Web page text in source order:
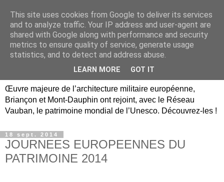
Briançon, Mont-Dauphin,
Vauban Unesco Hautes-
Œuvre majeure de l’architecture militaire européenne,
Briançon et Mont-Dauphin ont rejoint, avec le Réseau
Vauban, le patrimoine mondial de l’Unesco. Découvrez-les !
18 sept. 2014
JOURNEES EUROPEENNES DU
PATRIMOINE 2014
This site uses cookies from Google to deliver its services
and to analyze traffic. Your IP address and user-agent are
shared with Google along with performance and security
metrics to ensure quality of service, generate usage
statistics, and to detect and address abuse.
LEARN MORE GOT IT